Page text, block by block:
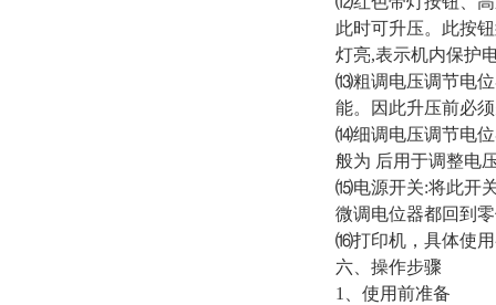
此时可升压。此按
灯亮,表示机内保护
⒀粗调电压调节电位
能。因此升压前必
⒁细调电压调节电位
般为 后用于调整电
⒂电源开关:将此开
微调电位器都回到
⒃打印机，具体使
六、操作步骤
1、使用前准备